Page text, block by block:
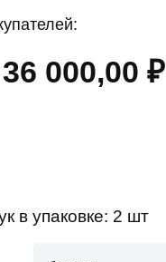
36 000,00 ₽
в упаковке: 2 шт